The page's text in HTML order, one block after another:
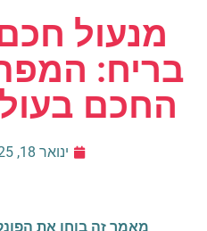
מנעול
בריח:
החכם
ינואר 18, 2025
מאמר זה בוחן את